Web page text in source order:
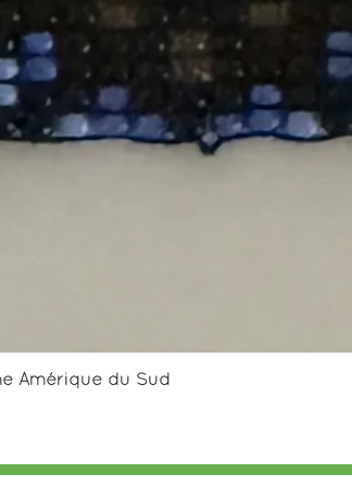
Aperçu rapide
Amérique du Sud